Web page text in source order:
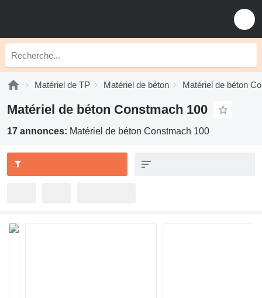
Matériel de TP Matériel de béton Matériel de béton
Matériel de béton Constmach 100
17 annonces: Matériel de béton Constmach 100